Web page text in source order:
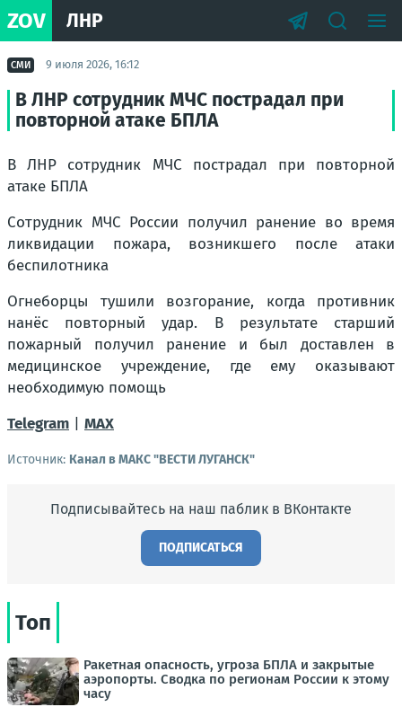
ZOV ЛНР
СМИ 9 июля 2026, 16:12
В ЛНР сотрудник МЧС пострадал при
повторной атаке БПЛА
В ЛНР сотрудник МЧС пострадал при повторной
атаке БПЛА
Сотрудник МЧС России получил ранение во время
ликвидации пожара, возникшего после атаки
беспилотника
Огнеборцы тушили возгорание, когда противник
нанёс повторный удар. В результате старший
пожарный получил ранение и был доставлен в
медицинское учреждение, где ему оказывают
необходимую помощь
Telegram
MAX
Источник: Канал в МАКС "ВЕСТИ ЛУГАНСК"
Подписывайтесь на наш паблик в ВКонтакте
ПОДПИСАТЬСЯ
Топ
Ракетная опасность, угроза БПЛА и закрытые
аэропорты. Сводка по регионам России к этому
часу